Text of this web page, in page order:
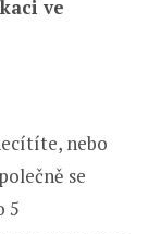
ve
nebo
se
5